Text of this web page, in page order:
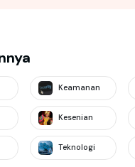
Keamanan
Kesenian
Teknologi